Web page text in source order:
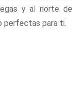
y al norte de
perfectas para ti.